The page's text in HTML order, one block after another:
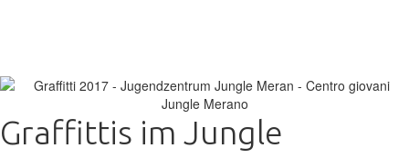
Graffittis im Jungle